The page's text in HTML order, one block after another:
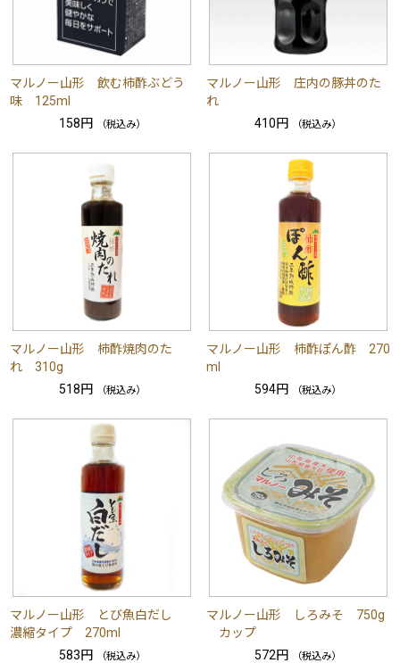
マルノー山形 飲む柿酢ぶどう
味 125ml
158円
（税込み）
マルノー山形 庄内の豚丼のた
れ
410円
（税込み）
マルノー山形 柿酢焼肉のた
れ 310g
518円
（税込み）
マルノー山形 柿酢ぽん酢 270
ml
594円
（税込み）
マルノー山形 とび魚白だし
濃縮タイプ 270ml
583円
（税込み）
マルノー山形 しろみそ 750g
カップ
572円
（税込み）